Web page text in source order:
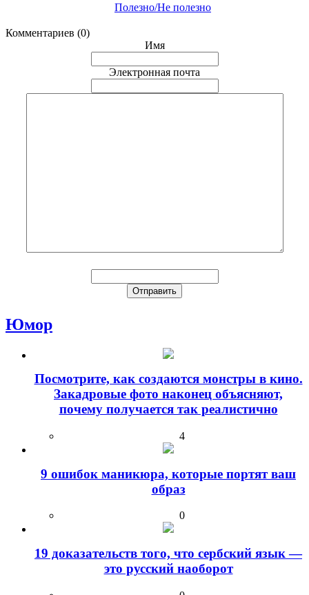
Полезно/Не полезно
Комментариев (0)
Имя
Электронная почта
Юмор
Посмотрите, как создаются монстры в кино.
Закадровые фото наконец объясняют,
почему получается так реалистично
4
9 ошибок маникюра, которые портят ваш
образ
0
19 доказательств того, что сербский язык —
это русский наоборот